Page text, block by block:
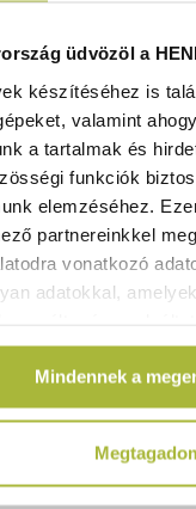
üdvözöl a
készítéséhez is
valamint
a tartalmak és
funkciók
elemzéséhez.
partnereinkkel
vonatkozó
adatokkal,
Mindennek a
25 000 Ft felett
belül
HENDI árak
raktáron